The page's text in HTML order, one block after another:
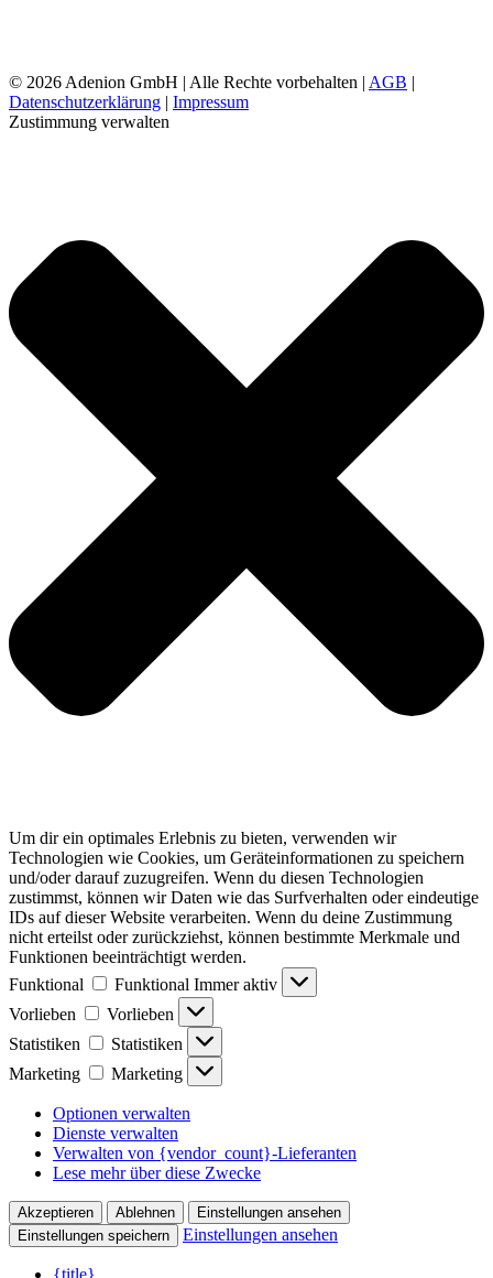
© 2026 Adenion GmbH | Alle Rechte vorbehalten | AGB |
Datenschutzerklärung | Impressum
Zustimmung verwalten
Um dir ein optimales Erlebnis zu bieten, verwenden wir
Technologien wie Cookies, um Geräteinformationen zu speichern
und/oder darauf zuzugreifen. Wenn du diesen Technologien
zustimmst, können wir Daten wie das Surfverhalten oder eindeutige
IDs auf dieser Website verarbeiten. Wenn du deine Zustimmung
nicht erteilst oder zurückziehst, können bestimmte Merkmale und
Funktionen beeinträchtigt werden.
Funktional
Funktional Immer aktiv
Vorlieben
Vorlieben
Statistiken
Statistiken
Marketing
Marketing
Optionen verwalten
Dienste verwalten
Verwalten von {vendor_count}-Lieferanten
Lese mehr über diese Zwecke
Akzeptieren Ablehnen
Einstellungen ansehen
Einstellungen speichern
Einstellungen ansehen